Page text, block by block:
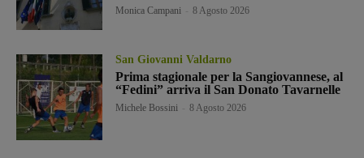
Monica Campani 8 Agosto 2026
San Giovanni Valdarno
Prima stagionale per la Sangiovannese, al
“Fedini” arriva il San Donato Tavarnelle
Michele Bossini 8 Agosto 2026